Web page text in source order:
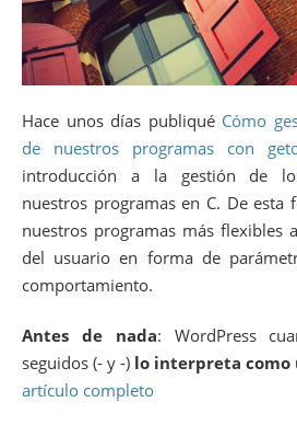
Hace unos días publiqué Cómo
de nuestros programas con
introducción a la gestión de
nuestros programas en C. De esta
nuestros programas más flexibles
del usuario en forma de
comportamiento.
Antes de nada: WordPress
seguidos (- y -) lo interpreta como
artículo completo